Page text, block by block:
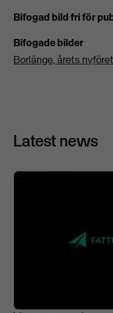
Bifogad bild fri för
Bifogade bilder
Borlänge, årets
Latest news